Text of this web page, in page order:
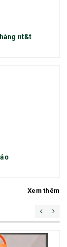
nt&t
Xem thêm